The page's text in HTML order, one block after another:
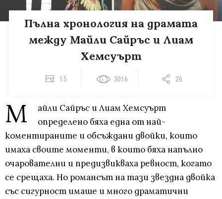
Пълна хронология на драмата
между Майли Сайръс и Лиам
Хемсуърт
15 3016 26
М
айли Сайръс и Лиам Хемсуърт
определено бяха една от най-
коментираните и обсъждани двойки, които
имаха своите моменти, в които бяха напълно
очарователни и предизвикваха ревност, когато
се срещаха. Но романсът на тази звездна двойка
със сигурност имаше и много драматични